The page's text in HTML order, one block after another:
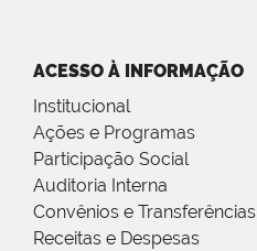
ACESSO À INFORMAÇÃO
Institucional
Ações e Programas
Participação Social
Auditoria Interna
Convênios e Transferências
Receitas e Despesas